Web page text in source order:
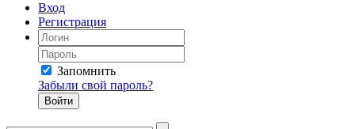
Вход
Регистрация
Запомнить
Забыли свой пароль?